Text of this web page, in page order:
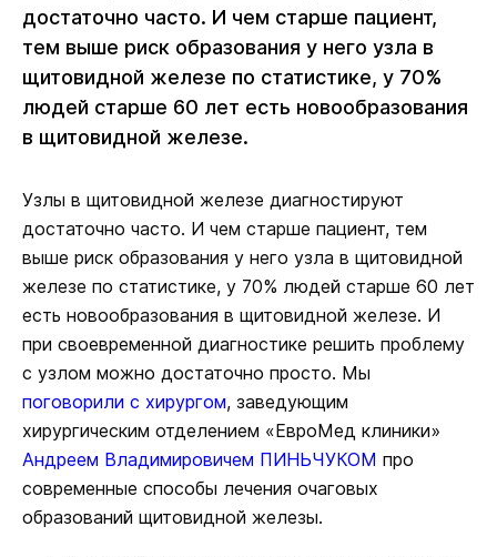
достаточно часто. И чем старше пациент,
тем выше риск образования у него узла в
щитовидной железе по статистике, у 70%
людей старше 60 лет есть новообразования
в щитовидной железе.
Узлы в щитовидной железе диагностируют
достаточно часто. И чем старше пациент, тем
выше риск образования у него узла в щитовидной
железе по статистике, у 70% людей старше 60 лет
есть новообразования в щитовидной железе. И
при своевременной диагностике решить проблему
с узлом можно достаточно просто. Мы
поговорили с хирургом, заведующим
хирургическим отделением «ЕвроМед клиники»
Андреем Владимировичем ПИНЬЧУКОМ про
современные способы лечения очаговых
образований щитовидной железы.